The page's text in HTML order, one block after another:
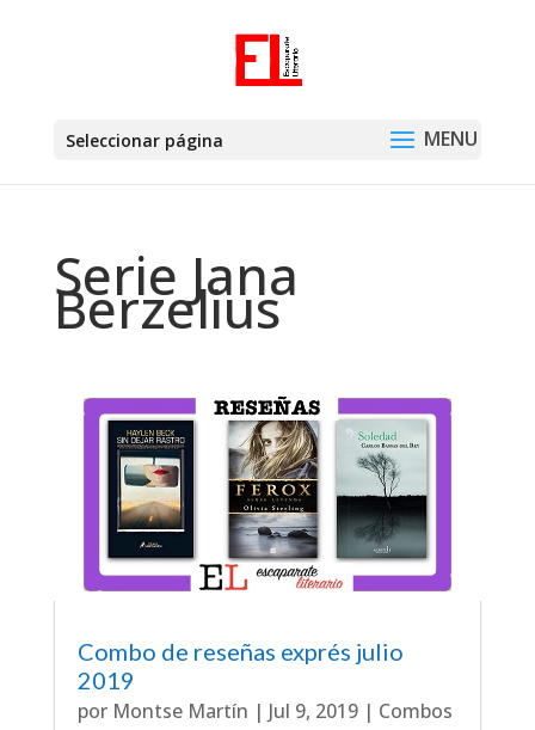
Seleccionar página
Serie Jana
Berzelius
Combo de reseñas exprés julio
2019
por Montse Martín | Jul 9, 2019| Combos